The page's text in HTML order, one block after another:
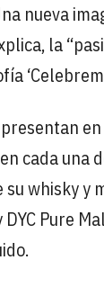
nueva
la
cada una
whisky y
DYC Pure